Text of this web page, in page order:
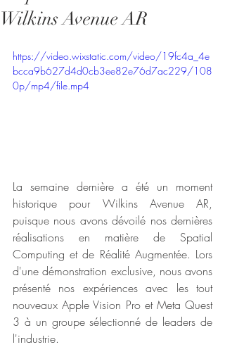
Wilkins Avenue AR
https://video.wixstatic.com/video/19fc4a_4e
bcca9b627d4d0cb3ee82e76d7ac229/108
0p/mp4/file.mp4
La semaine dernière a été un moment
historique pour Wilkins Avenue AR,
puisque nous avons dévoilé nos dernières
réalisations en matière de Spatial
Computing et de Réalité Augmentée. Lors
d'une démonstration exclusive, nous avons
présenté nos expériences avec les tout
nouveaux Apple Vision Pro et Meta Quest
3 à un groupe sélectionné de leaders de
l'industrie.